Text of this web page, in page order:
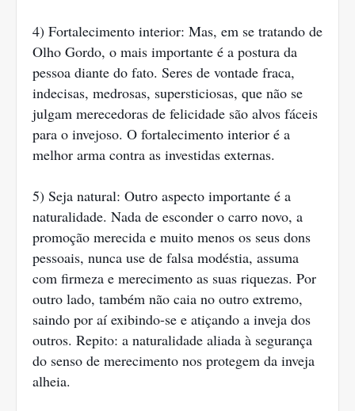
4) Fortalecimento interior: Mas, em se tratando de
Olho Gordo, o mais importante é a postura da
pessoa diante do fato. Seres de vontade fraca,
indecisas, medrosas, supersticiosas, que não se
julgam merecedoras de felicidade são alvos fáceis
para o invejoso. O fortalecimento interior é a
melhor arma contra as investidas externas.
5) Seja natural: Outro aspecto importante é a
naturalidade. Nada de esconder o carro novo, a
promoção merecida e muito menos os seus dons
pessoais, nunca use de falsa modéstia, assuma
com firmeza e merecimento as suas riquezas. Por
outro lado, também não caia no outro extremo,
saindo por aí exibindo-se e atiçando a inveja dos
outros. Repito: a naturalidade aliada à segurança
do senso de merecimento nos protegem da inveja
alheia.